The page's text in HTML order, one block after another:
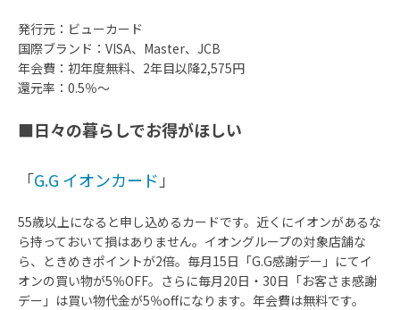
発行元：ビューカード
国際ブランド：VISA、Master、JCB
年会費：初年度無料、2年目以降2,575円
還元率：0.5％～
■日々の暮らしでお得がほしい
「G.G イオンカード」
55歳以上になると申し込めるカードです。近くにイオンがあるな
ら持っておいて損はありません。イオングループの対象店舗な
ら、ときめきポイントが2倍。毎月15日「G.G感謝デー」にてイ
オンの買い物が5％OFF。さらに毎月20日・30日「お客さま感謝
デー」は買い物代金が5％offになります。年会費は無料です。